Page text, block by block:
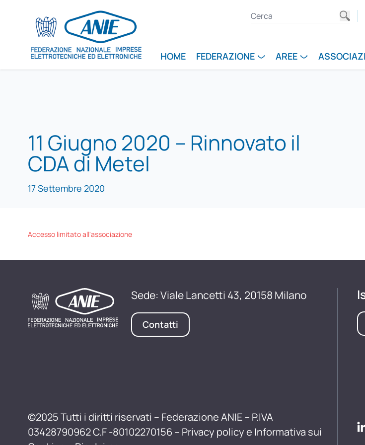
HOME FEDERAZIONE AREE
11 Giugno 2020 – Rinnovato il
CDA di Metel
17 Settembre 2020
Accesso limitato all'associazione
Sede: Viale Lancetti 43, 20158 Milano
Contatti
©2025 Tutti i diritti riservati – Federazione ANIE – P.IVA
03428790962 C.F -80102270156 – Privacy policy e Informativa sui